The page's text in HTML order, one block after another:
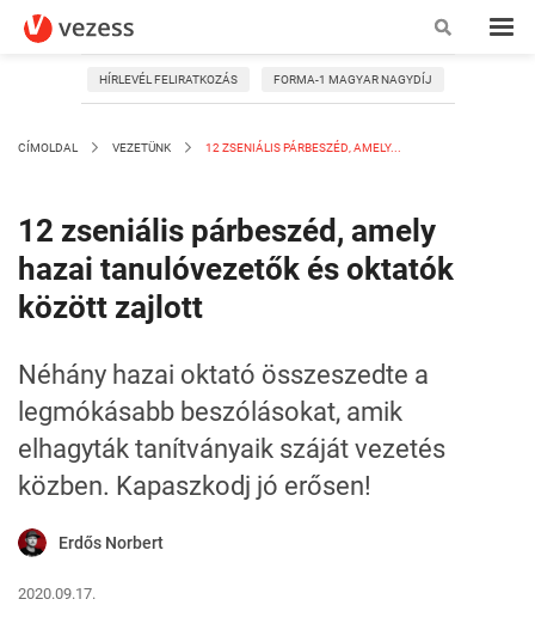
HÍRLEVÉL FELIRATKOZÁS FORMA-1 MAGYAR NAGYDÍJ
CÍMOLDAL VEZETÜNK 12 ZSENIÁLIS PÁRBESZÉD, AMELY...
12 zseniális párbeszéd, amely
hazai tanulóvezetők és oktatók
között zajlott
Néhány hazai oktató összeszedte a
legmókásabb beszólásokat, amik
elhagyták tanítványaik száját vezetés
közben. Kapaszkodj jó erősen!
Erdős Norbert
2020.09.17.